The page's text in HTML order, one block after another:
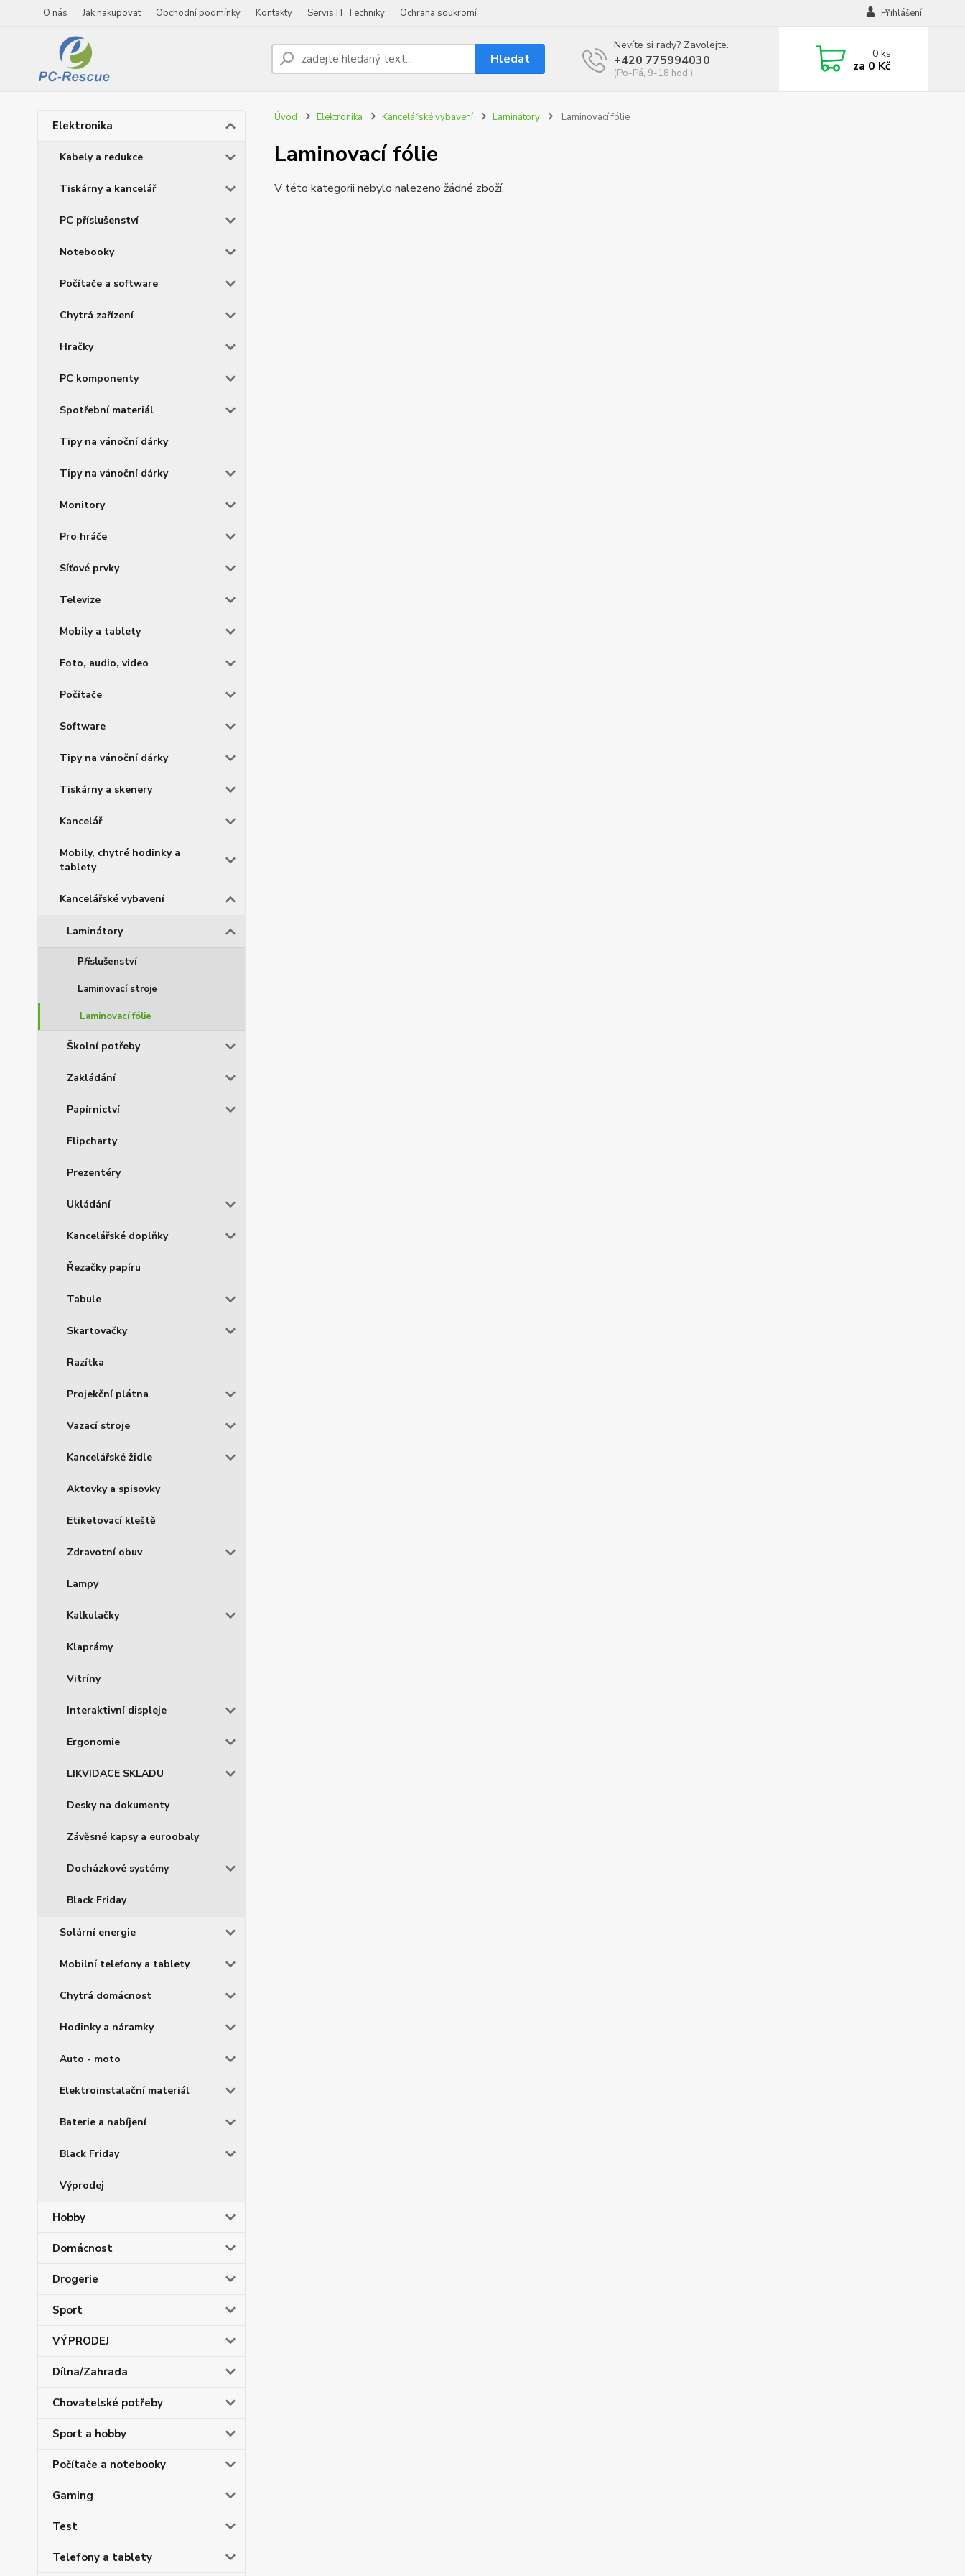
O nás Jak nakupovat Obchodní podmínky Kontakty Servis IT Techniky Ochrana soukromí Přihlášení
Hledat
Nevíte si rady? Zavolejte.
+420 775994030
(Po-Pá, 9-18 hod.)
0ks
za 0 Kč
Elektronika
Kabely a redukce
Tiskárny a kancelář
PC příslušenství
Notebooky
Počítače a software
Chytrá zařízení
Hračky
PC komponenty
Spotřební materiál
Tipy na vánoční dárky
Tipy na vánoční dárky
Monitory
Pro hráče
Síťové prvky
Televize
Mobily a tablety
Foto, audio, video
Počítače
Software
Tipy na vánoční dárky
Tiskárny a skenery
Kancelář
Mobily, chytré hodinky a
tablety
Kancelářské vybavení
Laminátory
Příslušenství
Laminovací stroje
Laminovací fólie
Školní potřeby
Zakládání
Papírnictví
Flipcharty
Prezentéry
Ukládání
Kancelářské doplňky
Řezačky papíru
Tabule
Skartovačky
Razítka
Projekční plátna
Vazací stroje
Kancelářské židle
Aktovky a spisovky
Etiketovací kleště
Zdravotní obuv
Lampy
Kalkulačky
Klaprámy
Vitríny
Interaktivní displeje
Ergonomie
LIKVIDACE SKLADU
Desky na dokumenty
Závěsné kapsy a euroobaly
Docházkové systémy
Black Friday
Solární energie
Mobilní telefony a tablety
Chytrá domácnost
Hodinky a náramky
Auto - moto
Elektroinstalační materiál
Baterie a nabíjení
Black Friday
Výprodej
Hobby
Domácnost
Drogerie
Sport
VÝPRODEJ
Dílna/Zahrada
Chovatelské potřeby
Sport a hobby
Počítače a notebooky
Gaming
Test
Telefony a tablety
Úvod Elektronika Kancelářské vybavení Laminátory Laminovací fólie
Laminovací fólie
V této kategorii nebylo nalezeno žádné zboží.